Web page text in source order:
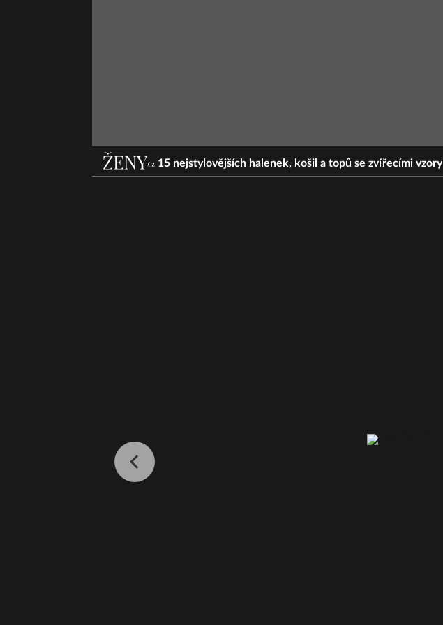
15 nejstylovějších halenek, košil a topů se zvířecími vzory